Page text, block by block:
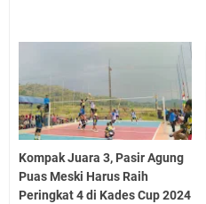
Kompak Juara 3, Pasir Agung
Puas Meski Harus Raih
Peringkat 4 di Kades Cup 2024